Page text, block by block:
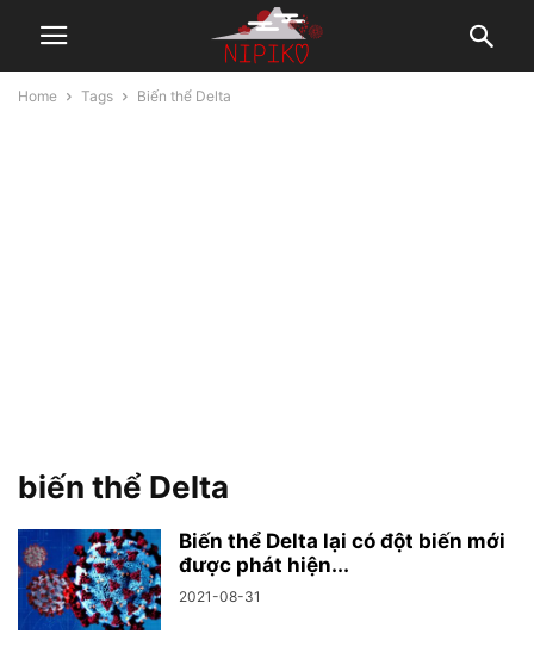
Home Tags Biến thể Delta
biến thể Delta
Biến thể Delta lại có đột biến mới
được phát hiện...
2021-08-31